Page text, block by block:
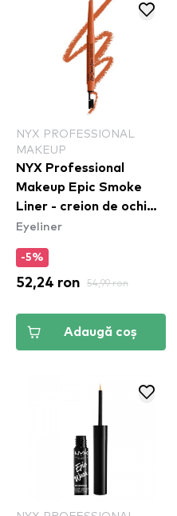
NYX PROFESSIONAL
MAKEUP
NYX Professional
Makeup Epic Smoke
Liner - creion de ochi
Fired Up (ESL05)
Eyeliner
-5%
52,24 ron 54,99 ron
Adaugă coș